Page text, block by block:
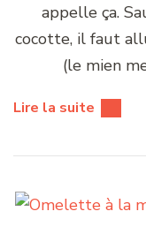
appelle ça.
cocotte, il faut
(le mien
Lire la suite